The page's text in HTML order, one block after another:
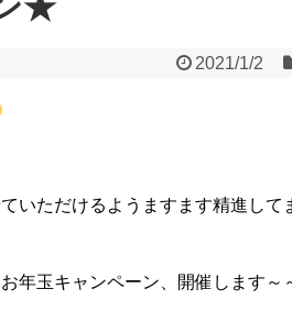
★
2021/1/2
いただけるようますます精進して
年玉キャンペーン、開催します～